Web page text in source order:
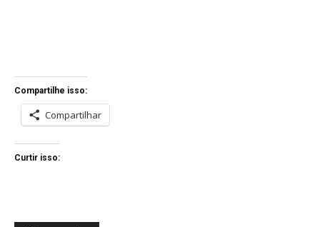
Compartilhe isso:
Compartilhar
Curtir isso: